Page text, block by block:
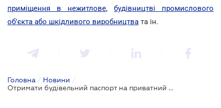
приміщення в нежитлове, будівництві промислового
об'єкта або шкідливого виробництва та ін.
Головна / Новини /
Отримати будівельний паспорт на приватний будинок стане простіше